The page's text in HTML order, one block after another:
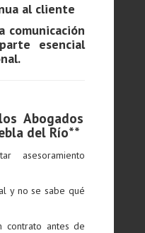
al cliente
comunicación
esencial
Abogados
del Río**
asesoramiento
y no se sabe qué
contrato antes de